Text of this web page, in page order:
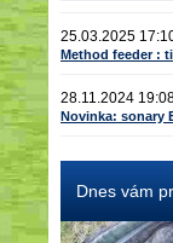
25.03.2025
Method feeder :
28.11.2024
Novinka: sonary
Dnes vám